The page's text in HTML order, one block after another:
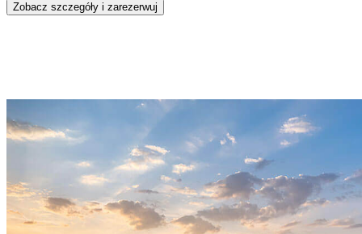
Zobacz szczegóły i zarezerwuj